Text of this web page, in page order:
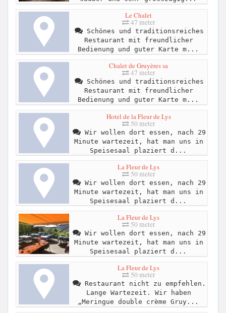
Le Chalet
47 meter
Schönes und traditionsreiches
Restaurant mit freundlicher
Bedienung und guter Karte m...
Chalet de Gruyères sa
47 meter
Schönes und traditionsreiches
Restaurant mit freundlicher
Bedienung und guter Karte m...
Hotel de la Fleur de Lys
50 meter
Wir wollen dort essen, nach 29
Minute wartezeit, hat man uns in
Speisesaal plaziert d...
La Fleur de Lys
50 meter
Wir wollen dort essen, nach 29
Minute wartezeit, hat man uns in
Speisesaal plaziert d...
La Fleur de Lys
50 meter
Wir wollen dort essen, nach 29
Minute wartezeit, hat man uns in
Speisesaal plaziert d...
La Fleur de Lys
50 meter
Restaurant nicht zu empfehlen.
Lange Wartezeit. Wir haben
„Meringue double crème Gruy...